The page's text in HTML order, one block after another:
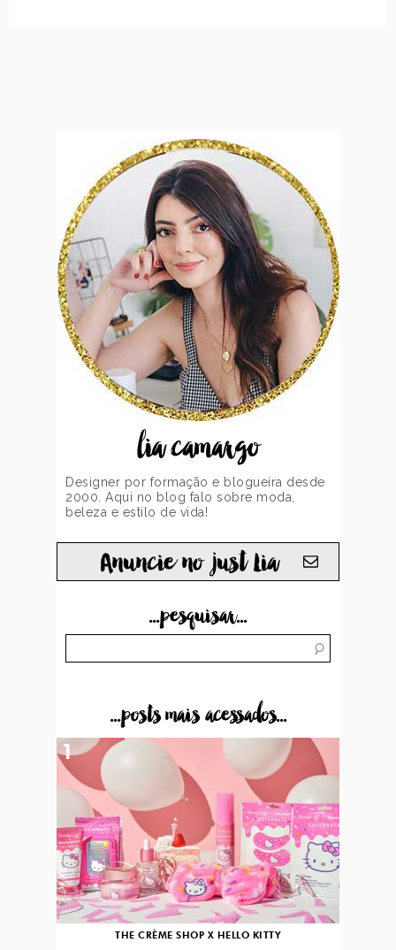
lia camargo
Designer por formação e blogueira desde
2000. Aqui no blog falo sobre moda,
beleza e estilo de vida!
Anuncie no just Lia
...pesquisar...
...posts mais acessados...
THE CRÈME SHOP X HELLO KITTY
1